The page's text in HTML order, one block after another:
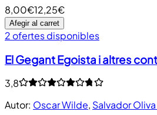
8,00€12,25€
Afegir al carret
2 ofertes disponibles
El Gegant Egoista i altres
3,8
Autor: Oscar Wilde, Salvador